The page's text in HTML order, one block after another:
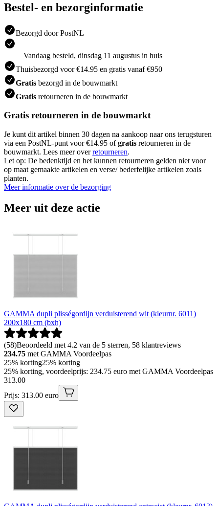
Bestel- en bezorginformatie
Bezorgd door PostNL
Vandaag besteld, dinsdag 11 augustus in huis
Thuisbezorgd voor €14.95 en gratis vanaf €950
Gratis bezorgd in de bouwmarkt
Gratis retourneren in de bouwmarkt
Gratis retourneren in de bouwmarkt
Je kunt dit artikel binnen 30 dagen na aankoop naar ons terugsturen
via een PostNL-punt voor €14.95 ofgratis retourneren in de
bouwmarkt. Lees meer overretourneren.
Let op: De bedenktijd en het kunnen retourneren gelden niet voor
op maat gemaakte artikelen en verse/ bederfelijke artikelen zoals
planten.
Meer informatie over de bezorging
Meer uit deze actie
GAMMA dupli plisségordijn verduisterend wit (kleurnr. 6011)
200x180 cm (bxh)
(58)Beoordeeld met 4.2 van de 5 sterren, 58 klantreviews
234.75 met GAMMA Voordeelpas
25% korting25% korting
25% korting, voordeelprijs: 234.75 euro met GAMMA Voordeelpas
313.00
Prijs: 313.00 euro